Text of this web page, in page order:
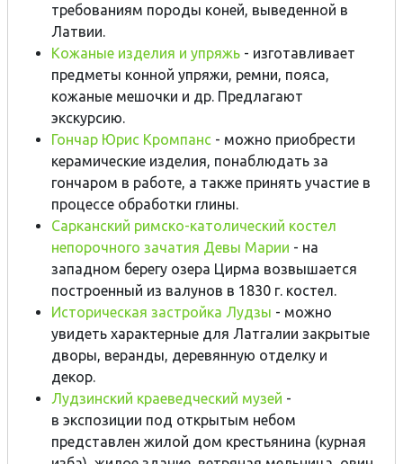
требованиям породы коней, выведенной в
Латвии.
Кожаные изделия и упряжь - изготавливает
предметы конной упряжи, ремни, пояса,
кожаные мешочки и др. Предлагают
экскурсию.
Гончар Юрис Кромпанс - можно приобрести
керамические изделия, понаблюдать за
гончаром в работе, а также принять участие в
процессе обработки глины.
Сарканский римско-католический костел
непорочного зачатия Девы Марии - на
западном берегу озера Цирма возвышается
построенный из валунов в 1830 г. костел.
Историческая застройка Лудзы - можно
увидеть характерные для Латгалии закрытые
дворы, веранды, деревянную отделку и
декор.
Лудзинский краеведческий музей -
в экспозиции под открытым небом
представлен жилой дом крестьянина (курная